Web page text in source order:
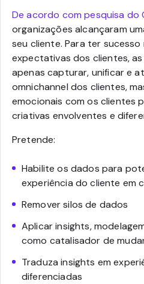
De acordo com pesquisa do
organizações alcançaram
seu cliente. Para ter
expectativas dos clientes,
apenas capturar, unificar e
omnichannel dos clientes,
emocionais com os clientes
criativas envolventes e
Pretende:
Habilite os dados para
experiência do cliente em
Remover silos de dados
Aplicar insights,
como catalisador de
Traduza insights em
diferenciadas